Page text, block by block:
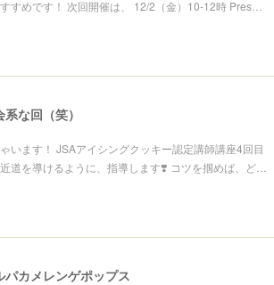
すめです！ 次回開催は、 12/2（金）10-12時 Pres…
な回（笑）
います！ JSAアイシングクッキー認定講師講座4回目
道を導けるように、指導します❣️ コツを掴めば、ど…
パカメレンゲポップス